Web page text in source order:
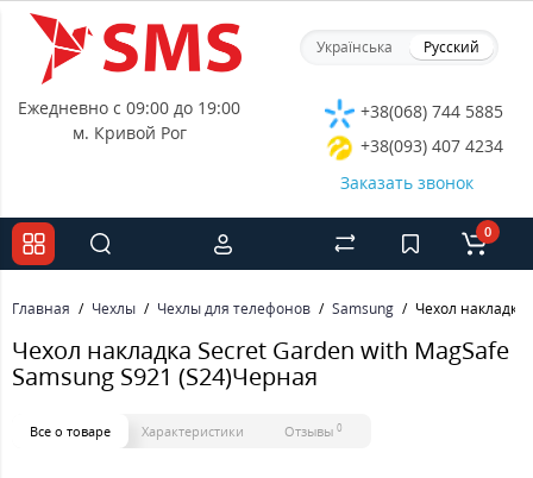
Українська Русский
Ежедневно с 09:00 до 19:00
м. Кривой Рог
+38(068) 744 5885
+38(093) 407 4234
Заказать звонок
0
Главная Чехлы Чехлы для телефонов Samsung Чехол накладка
Чехол накладка Secret Garden with MagSafe
Samsung S921 (S24)Черная
Все о товаре Характеристики Отзывы 0